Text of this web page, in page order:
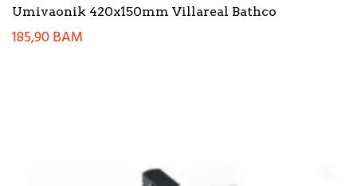
Umivaonik 420x150mm Villareal Bathco
185,90BAM